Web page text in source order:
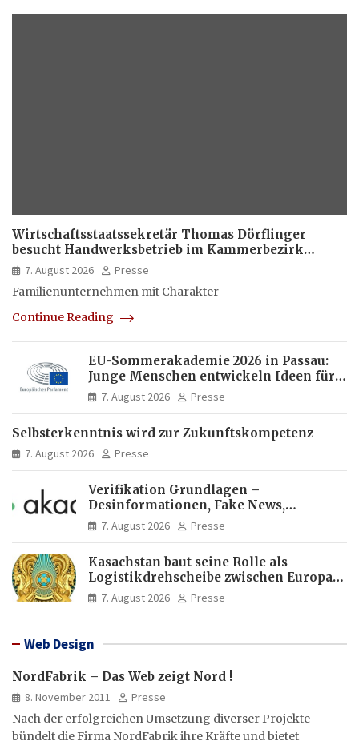
Wirtschaftsstaatssekretär Thomas Dörflinger
besucht Handwerksbetrieb im Kammerbezirk
Freiburg
7. August 2026
Presse
Familienunternehmen mit Charakter
Continue Reading
EU-Sommerakademie 2026 in Passau:
Junge Menschen entwickeln Ideen für
Europas Zukunft
7. August 2026 Presse
Selbsterkenntnis wird zur Zukunftskompetenz
7. August 2026 Presse
Verifikation Grundlagen –
Desinformationen, Fake News,
manipulierte Inhalte | dpa-Akademie
7. August 2026 Presse
Kasachstan baut seine Rolle als
Logistikdrehscheibe zwischen Europa
und Asien aus
7. August 2026 Presse
Web Design
NordFabrik – Das Web zeigt Nord !
8. November 2011
Presse
Nach der erfolgreichen Umsetzung diverser Projekte
bündelt die Firma NordFabrik ihre Kräfte und bietet